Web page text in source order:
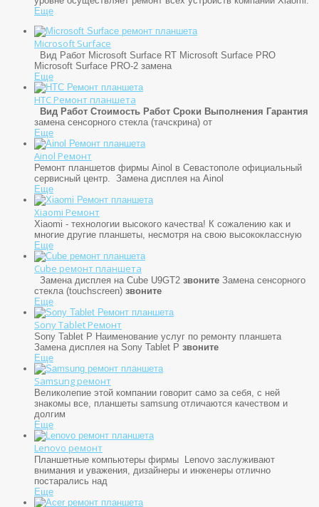
Еще
Microsoft Surface
Вид Работ Microsoft Surface RT Microsoft Surface PRO
Microsoft Surface PRO-2 замена
Еще
HTC Ремонт планшета
Вид Работ Стоимость Работ Сроки Выполнения Гарантия
замена сенсорного стекла (тачскрина) от
Еще
Ainol Ремонт
Ремонт планшетов фирмы Ainol в Севастополе официальный
сервисный центр. Замена дисплея на Ainol
Еще
Xiaomi Ремонт
Xiaomi - технологии высокого качества! К сожалению как и
многие другие планшеты, несмотря на свою высококлассную
Еще
Cube ремонт планшета
Замена дисплея на Cube U9GT2 звоните Замена сенсорного
стекла (touchscreen) звоните
Еще
Sony Tablet Ремонт
Sony Tablet P Наименование услуг по ремонту планшета
Замена дисплея на Sony Tablet P звоните
Еще
Samsung ремонт
Великолепие этой компании говорит само за себя, с ней
знакомы все, планшеты samsung отличаются качеством и
долгим
Еще
Lenovo ремонт
Планшетные компьютеры фирмы Lenovo заслуживают
внимания и уважения, дизайнеры и инженеры отлично
постарались над
Еще